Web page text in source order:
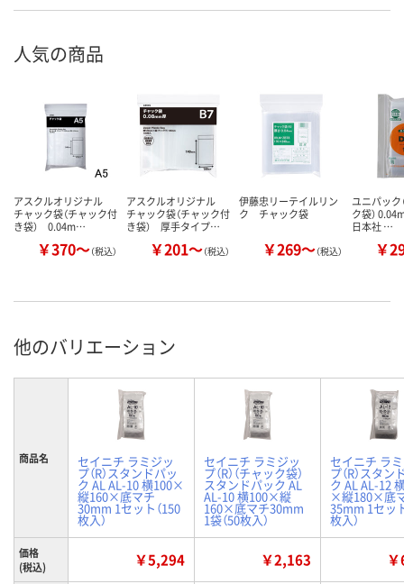
人気の商品
アスクルオリジナル
チャック袋（チャック付
き袋） 0.04m…
￥370～（税込）
アスクルオリジナル
チャック袋（チャック付
き袋） 厚手タイプ…
￥201～（税込）
伊藤忠リーテイルリン
ク チャック袋
￥269～（税込）
ユニパック
ク袋）
日本社 …
￥
他のバリエーション
商品名 セイニチ ラミジッ
プ（R）スタンドパッ
ク AL AL-10 横100×
縦160×底マチ
30mm 1セット（150
枚入）
セイニチ ラミジッ
プ（R）（チャック袋）
スタンドパック AL
AL-10 横100×縦
160×底マチ30mm
1袋（50枚入）
セイニチ ラ
プ（R）スタン
ク AL AL-12
×縦180×底
35mm 1セッ
枚入）
価格
(税込)
￥5,294 ￥2,163